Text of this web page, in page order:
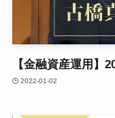
【金融資産運用】
2022-01-02